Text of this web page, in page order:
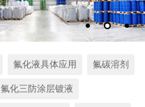
氟化液具体应用 氟碳溶剂
氟化三防涂层镀液